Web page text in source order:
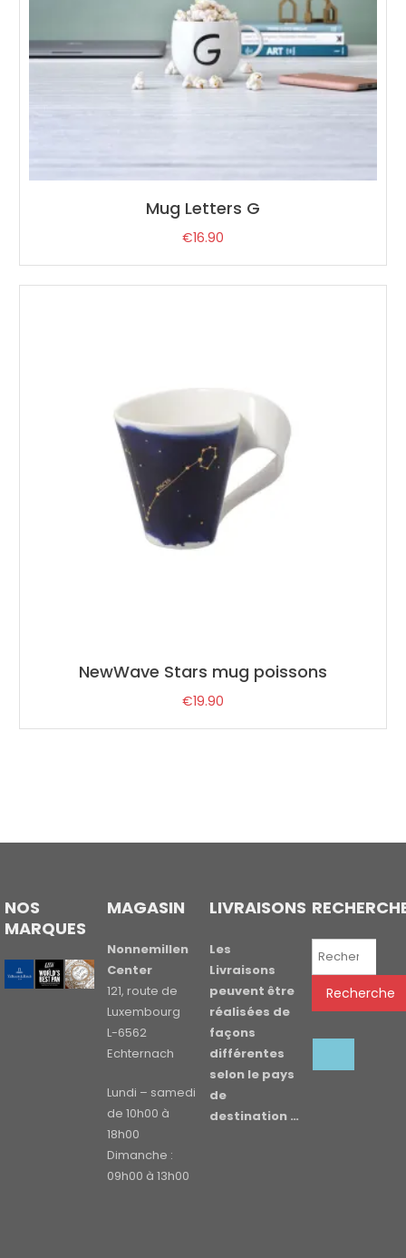
Mug Letters G
€16.90
NewWave Stars mug poissons
€19.90
NOS
MARQUES
MAGASIN
Nonnemillen
Center
121, route de
Luxembourg
L-6562
Echternach
Lundi – samedi
de 10h00 à
18h00
Dimanche :
09h00 à 13h00
LIVRAISONS
Les
Livraisons
peuvent être
réalisées de
façons
différentes
selon le pays
de
destination …
Recherche
Recherche